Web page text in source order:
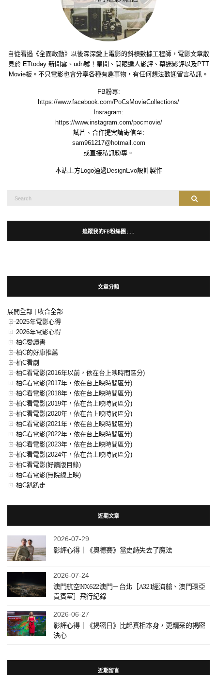
自從看過《全面啟動》以後深深愛上電影的斜槓數據工程師，電影文章散
見於 ETtoday 新聞雲、udn噓！星聞、開眼達人影評、幕迷影評以及PTT
Movie板。不只電影也會分享各種有趣事物，有任何想法歡迎留言私訊。
FB粉專:
https://www.facebook.com/PoCsMovieCollections/
Insragram:
https://www.instagram.com/pocmovie/
試片、合作提案請寄信至:
sam961217@hotmail.com
或直接私訊粉專。
本站上方Logo通過 DesignEvo設計製作
Search
追蹤我的FB粉絲團↓↓↓
文章分類
展開全部
收合全部
2025年電影心得
2026年電影心得
柏C愛讀書
柏C的好康推薦
柏C看劇
柏C看電影(2016年以前，依在台上映時間區分)
柏C看電影(2017年，依在台上映時間區分)
柏C看電影(2018年，依在台上映時間區分)
柏C看電影(2019年，依在台上映時間區分)
柏C看電影(2020年，依在台上映時間區分)
柏C看電影(2021年，依在台上映時間區分)
柏C看電影(2022年，依在台上映時間區分)
柏C看電影(2023年，依在台上映時間區分)
柏C看電影(2024年，依在台上映時間區分)
柏C看電影(好讀版目錄)
柏C看電影(無院線上映)
柏C趴趴走
近期文章
2026-07-29
影評心得｜《奧德賽》當史詩失去了魔法
2026-07-24
澳門航空NX622澳門－台北［A321經濟艙、澳門環亞
貴賓室］飛行紀錄
2026-06-27
影評心得｜《揭密日》比起真相本身，更精采的揭密
決心
近期留言